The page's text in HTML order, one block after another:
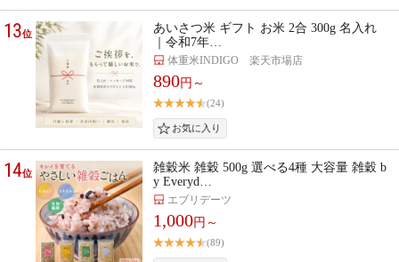
13位
あいさつ米 ギフト お米 2合 300g 名入れ
｜令和7年…
体重米INDIGO 楽天市場店
890円～
(24)
14位
雑穀米 雑穀 500g 選べる4種 大容量 雑穀 b
y Everyd…
エブリデーツ
1,000円～
(89)